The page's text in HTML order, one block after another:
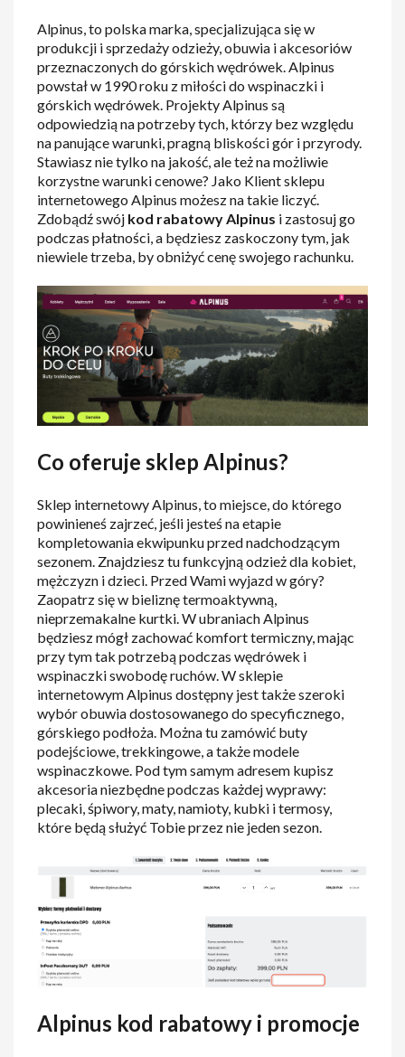
Alpinus, to polska marka, specjalizująca się w
produkcji i sprzedaży odzieży, obuwia i akcesoriów
przeznaczonych do górskich wędrówek. Alpinus
powstał w 1990 roku z miłości do wspinaczki i
górskich wędrówek. Projekty Alpinus są
odpowiedzią na potrzeby tych, którzy bez względu
na panujące warunki, pragną bliskości gór i przyrody.
Stawiasz nie tylko na jakość, ale też na możliwie
korzystne warunki cenowe? Jako Klient sklepu
internetowego Alpinus możesz na takie liczyć.
Zdobądź swój kod rabatowy Alpinus i zastosuj go
podczas płatności, a będziesz zaskoczony tym, jak
niewiele trzeba, by obniżyć cenę swojego rachunku.
Co oferuje sklep Alpinus?
Sklep internetowy Alpinus, to miejsce, do którego
powinieneś zajrzeć, jeśli jesteś na etapie
kompletowania ekwipunku przed nadchodzącym
sezonem. Znajdziesz tu funkcyjną odzież dla kobiet,
mężczyzn i dzieci. Przed Wami wyjazd w góry?
Zaopatrz się w bieliznę termoaktywną,
nieprzemakalne kurtki. W ubraniach Alpinus
będziesz mógł zachować komfort termiczny, mając
przy tym tak potrzebą podczas wędrówek i
wspinaczki swobodę ruchów. W sklepie
internetowym Alpinus dostępny jest także szeroki
wybór obuwia dostosowanego do specyficznego,
górskiego podłoża. Można tu zamówić buty
podejściowe, trekkingowe, a także modele
wspinaczkowe. Pod tym samym adresem kupisz
akcesoria niezbędne podczas każdej wyprawy:
plecaki, śpiwory, maty, namioty, kubki i termosy,
które będą służyć Tobie przez nie jeden sezon.
Alpinus kod rabatowy i promocje